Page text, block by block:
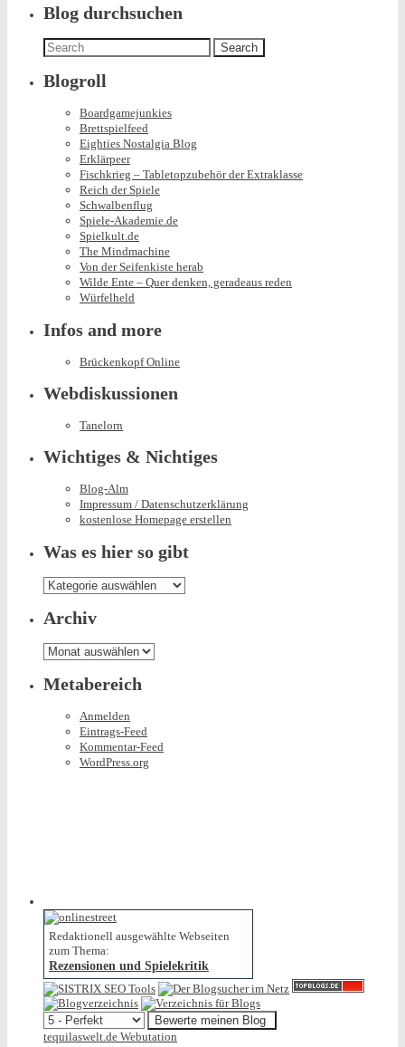
in
Blog durchsuchen
Search
for:
Blogroll
Boardgamejunkies
Brettspielfeed
Eighties Nostalgia Blog
Erklärpeer
Fischkrieg – Tabletopzubehör der Extraklasse
Reich der Spiele
Schwalbenflug
Spiele-Akademie.de
Spielkult.de
The Mindmachine
Von der Seifenkiste herab
Wilde Ente – Quer denken, geradeaus reden
Würfelheld
Infos and more
Brückenkopf Online
Webdiskussionen
Tanelorn
Wichtiges & Nichtiges
Blog-Alm
Impressum / Datenschutzerklärung
kostenlose Homepage erstellen
Was es hier so gibt
Was
es
hier
so
gibt
Archiv
Archiv
Metabereich
Anmelden
Eintrags-Feed
Kommentar-Feed
WordPress.org
Redaktionell ausgewählte Webseiten
zum Thema:
Rezensionen und Spielekritik
tequilaswelt.de Webutation